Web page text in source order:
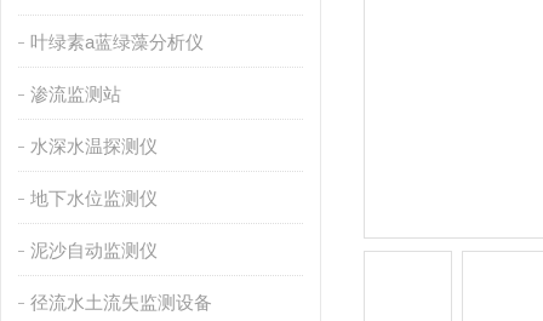
叶绿素a蓝绿藻分析仪
渗流监测站
水深水温探测仪
地下水位监测仪
泥沙自动监测仪
径流水土流失监测设备